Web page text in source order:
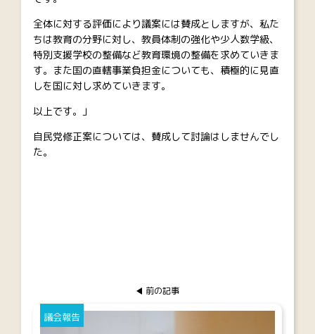
全体に対する評価により議案には賛成としますが、私た
ちは教育の分野に対し、教員体制の強化や少人数学級、
特別支援学校の整備など教育環境の整備を求めていきま
す。また国の直轄事業負担金についても、積極的に見直
しを国に対し求めていきます。
以上です。」
自民党修正案については、賛成して討論はしませんでし
た。
前の記事
議会報告